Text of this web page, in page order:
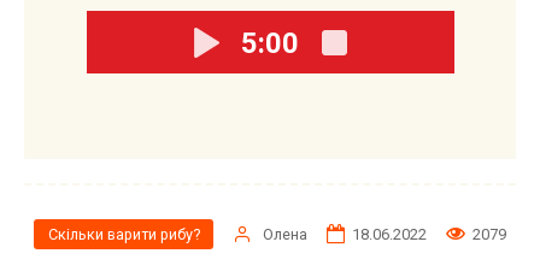
5:00
Скільки варити рибу? Олена 18.06.2022 2079